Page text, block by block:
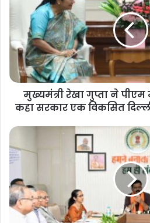
मुख्यमंत्री रेखा गुप्ता ने
कहा सरकार एक विकसित